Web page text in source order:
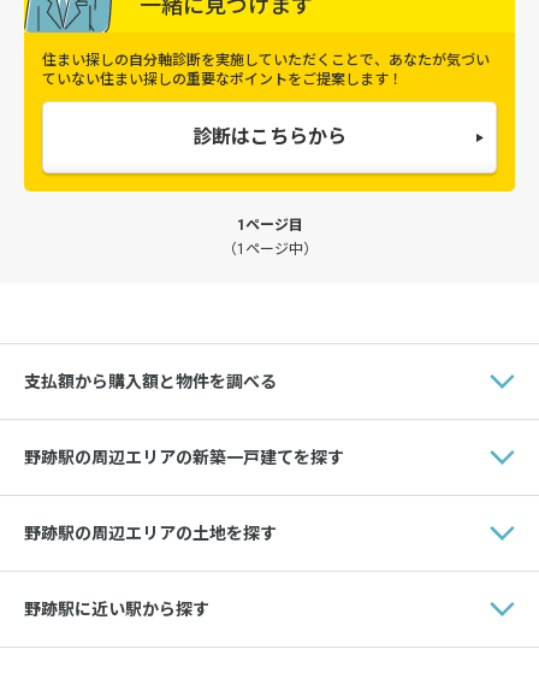
住まい探しの自分軸診断を実施していただくことで、 あなたが気づい
ていない住まい探しの重要なポイントをご提案します！
診断はこちらから
1ページ目
（1ページ中）
支払額から購入額と物件を調べる
野跡駅の周辺エリアの新築一戸建てを探す
野跡駅の周辺エリアの土地を探す
野跡駅に近い駅から探す